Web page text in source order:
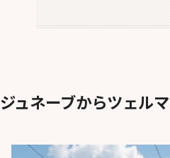
ジュネーブからツェル